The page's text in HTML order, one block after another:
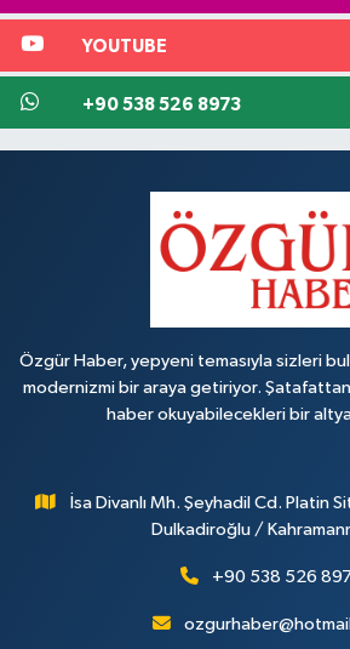
YOUTUBE
+90 538 526 8973
Özgür Haber, yepyeni temasıyla sizleri
modernizmi bir araya getiriyor. Şatafattan
haber okuyabilecekleri bir
İsa Divanlı Mh. Şeyhadil Cd. Platin
Dulkadiroğlu /
+90 538 526